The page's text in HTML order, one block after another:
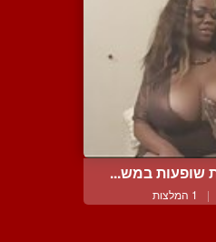
שופעות במש...
| 1 המלצות